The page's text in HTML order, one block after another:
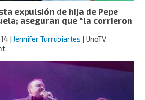
expulsión de hija de Pepe
aseguran que “la corrieron
| Jennifer Turrubiartes | UnoTV
on
expulsión